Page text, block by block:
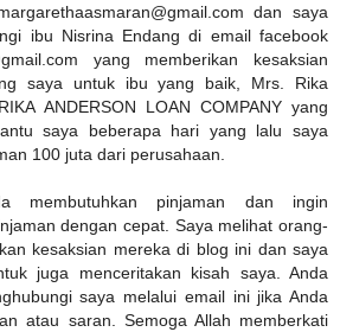
dan saya
ibu Nisrina Endang di email facebook
yang memberikan kesaksian
saya untuk ibu yang baik, Mrs. Rika
ANDERSON LOAN COMPANY yang
saya beberapa hari yang lalu saya
100 juta dari perusahaan.
membutuhkan pinjaman dan ingin
dengan cepat. Saya melihat orang-
kesaksian mereka di blog ini dan saya
juga menceritakan kisah saya. Anda
saya melalui email ini jika Anda
atau saran. Semoga Allah memberkati